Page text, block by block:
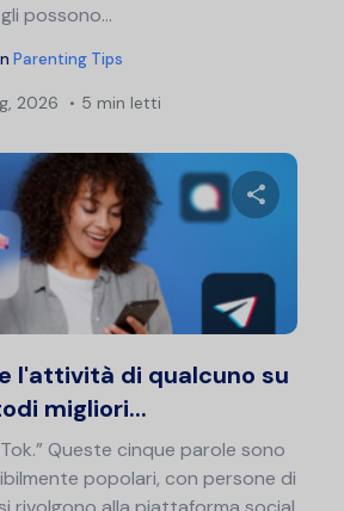
possono...
Parenting Tips
2026 5 min letti
l'attività di qualcuno su
migliori...
Queste cinque parole sono
popolari, con persone di